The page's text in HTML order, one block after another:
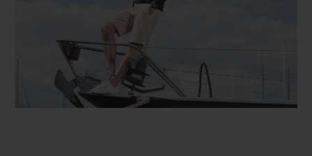
EXKLUSIVE DIENSTLEISTUNGEN